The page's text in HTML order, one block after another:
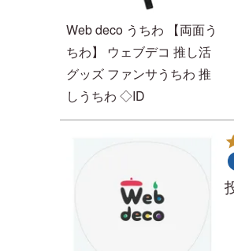
Web deco うちわ 【両面う
ちわ】 ウェブデコ 推し活
グッズ ファンサうちわ 推
しうちわ ◇ID